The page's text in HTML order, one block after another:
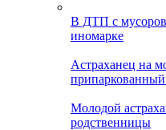
В ДТП с
иномарке
Астраханец на
Молодой
родственницы